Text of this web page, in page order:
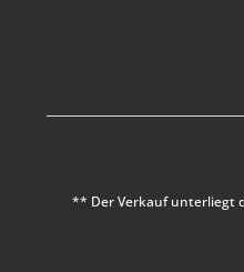
** Der Verkauf unterliegt